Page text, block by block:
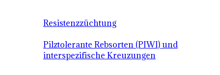
Resistenzzüchtung
Pilztolerante Rebsorten (PIWI) und
interspezifische Kreuzungen